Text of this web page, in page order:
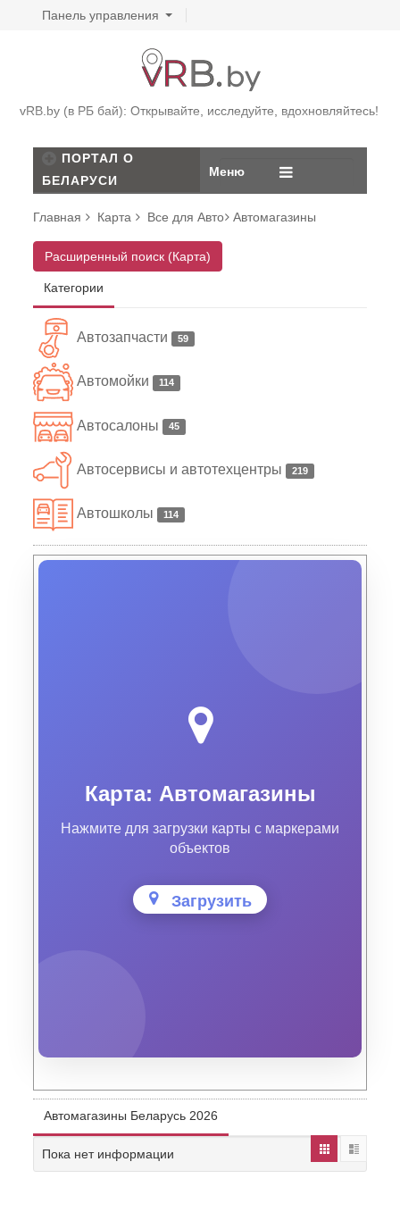
Панель управления
vRB.by (в РБ бай): Открывайте, исследуйте, вдохновляйтесь!
ПОРТАЛ О
БЕЛАРУСИ
Меню
Главная Карта Все для Авто Автомагазины
Расширенный поиск (Карта)
Категории
Автозапчасти 59
Автомойки 114
Автосалоны 45
Автосервисы и автотехцентры 219
Автошколы 114
Карта: Автомагазины
Нажмите для загрузки карты с маркерами
объектов
Загрузить
Автомагазины Беларусь 2026
Пока нет информации